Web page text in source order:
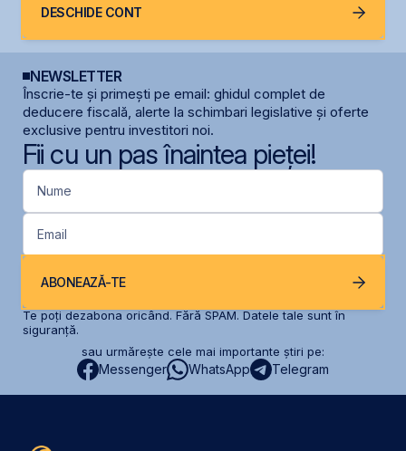
DESCHIDE CONT
NEWSLETTER
Înscrie-te și primești pe email: ghidul complet de
deducere fiscală, alerte la schimbari legislative și oferte
exclusive pentru investitori noi.
Fii cu un pas înaintea pieței!
Nume
Email
ABONEAZĂ-TE
Te poți dezabona oricând. Fără SPAM. Datele tale sunt în
siguranță.
sau urmărește cele mai importante știri pe:
Messenger WhatsApp Telegram